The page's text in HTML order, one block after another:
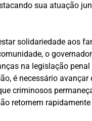
sua atuação
solidariedade aos
o
na legislação penal
é necessário
criminosos
retornem rapidamente